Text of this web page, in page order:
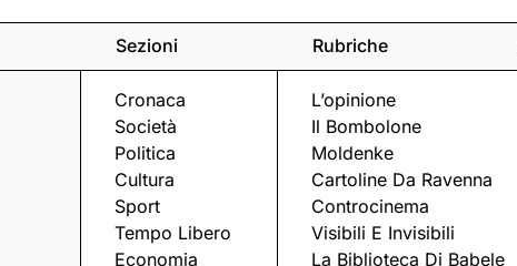
Sezioni
Cronaca
Società
Politica
Cultura
Sport
Tempo Libero
Economia
Rubriche
L’opinione
Il Bombolone
Moldenke
Cartoline Da Ravenna
Controcinema
Visibili E Invisibili
La Biblioteca Di Babele
Eventi a Ravenna e dintorni